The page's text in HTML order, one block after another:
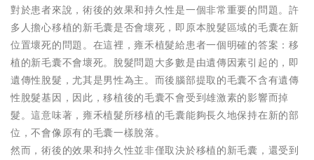
對於患者來說，術後的效果和持久性是一個非常重要的問題。許
多人擔心移植的新毛囊是否會壞死，即原本脫髮區域的毛囊在新
位置壞死的問題。在這裡，雍禾植髮給患者一個明確的答案：移
植的新毛囊不會壞死。脫髮問題大多數是由遺傳因素引起的，即
遺傳性脫髮，尤其是男性為主。而後腦部提取的毛囊不含有遺傳
性脫髮基因，因此，移植後的毛囊不會受到雄激素的影響而掉
髮。這意味著，雍禾植髮所移植的毛囊能夠長久地保持在新的部
位，不會像原有的毛囊一樣脫落。
然而，術後的效果和持久性並非僅取決於移植的新毛囊，還受到